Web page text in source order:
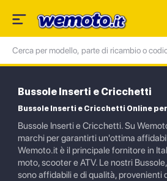
Bussole Inserti e Cricchetti
Bussole Inserti e Cricchetti Online
Bussole Inserti e Cricchetti. Su
marchi per garantirti un'ottima
Wemoto.it è il principale fornitore in
moto, scooter e ATV. Le nostri
sono affidabili e di qualità, provenienti